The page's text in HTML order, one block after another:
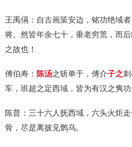
王禹偁：自古画策安边，铭功绝域者
将。然皆年余七十，垂老穷荒，而
之故也！
傅伯寿： 陈汤之斩单于，傅介子之刺
车，班超之定西域，皆为有汉之隽功
陈普：三十六人抚西域，六头火炬
骨，尽是离披见鹘乌。